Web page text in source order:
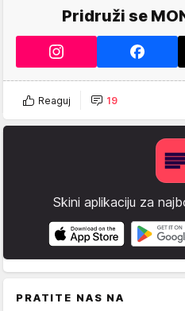
Pridruži se
Reaguj 19
Skini aplikaciju za
PRATITE NAS NA